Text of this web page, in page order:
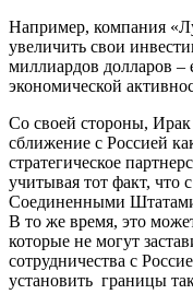
Например, компания
увеличить свои
миллиардов долларов
экономической
Со своей стороны,
сближение с Россией
стратегическое
учитывая тот факт, что
Соединенными
В то же время, это
которые не могут
сотрудничества с
установить границы